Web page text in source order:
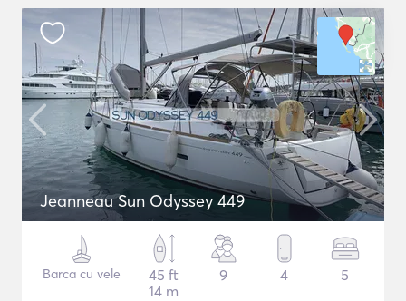
Jeanneau Sun Odyssey 449
Barca cu vele
45 ft
14 m
9 4 5